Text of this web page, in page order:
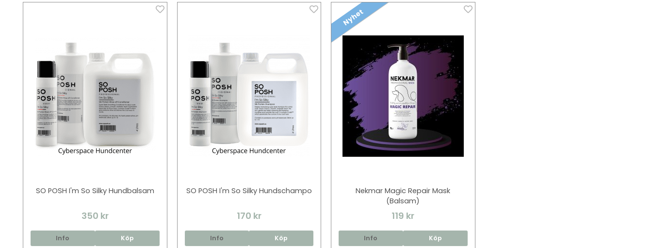
SO POSH I'm So Silky Hundbalsam
350 kr
Info Köp
SO POSH I'm So Silky Hundschampo
170 kr
Info Köp
Nyhet
Nekmar Magic Repair Mask
(Balsam)
119 kr
Info Köp